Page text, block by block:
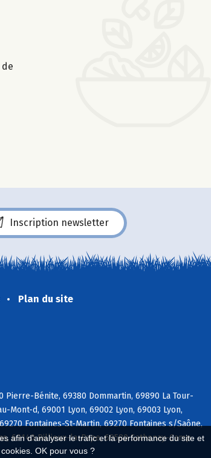
afin d'analyser le trafic et la performance du site et
OK pour vous ?
Inscription newsletter
Plan du site
Pierre-Bénite, 69380 Dommartin, 69890 La Tour-
Mont-d, 69001 Lyon, 69002 Lyon, 69003 Lyon,
Fontaines-St-Martin, 69270 Fontaines s/Saône,
69140 Rillieux-la-Pape, 69580 Sathonay-Camp